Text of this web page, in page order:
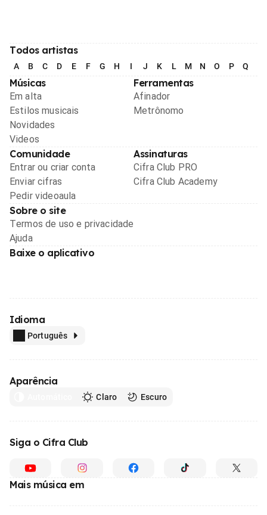
Todos artistas
A B C D E F G H I J K L M N O P Q
Músicas
Em alta
Estilos musicais
Novidades
Videos
Ferramentas
Afinador
Metrônomo
Comunidade
Entrar ou criar conta
Enviar cifras
Pedir videoaula
Assinaturas
Cifra Club PRO
Cifra Club Academy
Sobre o site
Termos de uso e privacidade
Ajuda
Baixe o aplicativo
Idioma
Português
Aparência
Claro Escuro
Siga o Cifra Club
Mais música em